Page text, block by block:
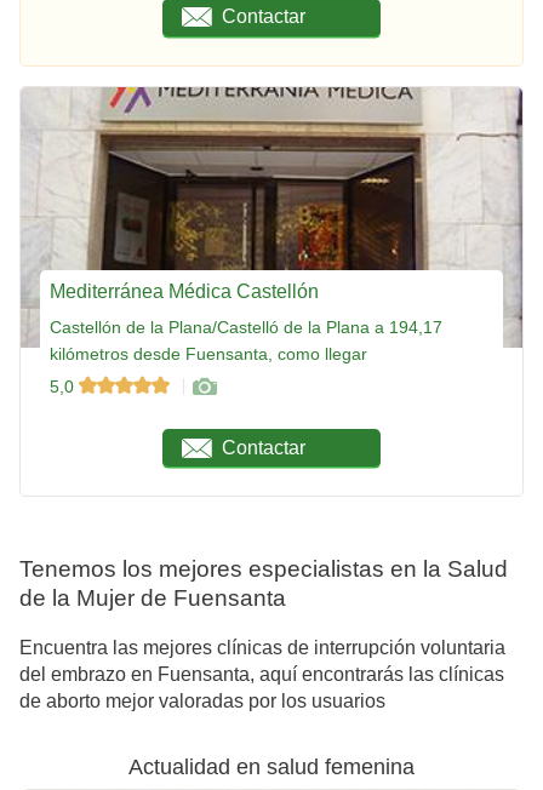
Contactar
Mediterránea Médica Castellón
Castellón de la Plana/Castelló de la Plana a 194,17
kilómetros desde Fuensanta, como llegar
5,0
Contactar
Tenemos los mejores especialistas en la Salud
de la Mujer de Fuensanta
Encuentra las mejores clínicas de interrupción voluntaria
del embrazo en Fuensanta, aquí encontrarás las clínicas
de aborto mejor valoradas por los usuarios
Actualidad en salud femenina